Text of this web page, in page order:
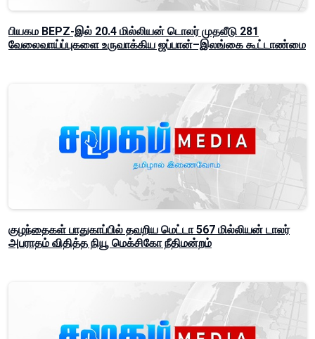
பியகம BEPZ-இல் 20.4 மில்லியன் டொலர் முதலீடு 281
வேலைவாய்ப்புகளை உருவாக்கிய ஜப்பான்–இலங்கை கூட்டாண்மை
குழந்தைகள் பாதுகாப்பில் தவறிய மெட்டா 567 மில்லியன் டாலர்
அபராதம் விதித்த நியூ மெக்சிகோ நீதிமன்றம்